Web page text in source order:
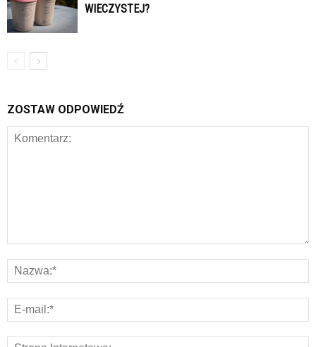
WIECZYSTEJ?
ZOSTAW ODPOWIEDŹ